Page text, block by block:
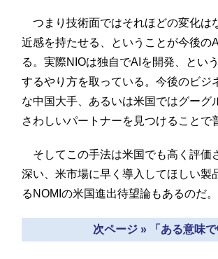
つまり技術面ではそれほどの変化は
近感を持たせる、ということが今後の
る。実際NIOは独自でAIを開発、とい
するやり方を取っている。今後のビジ
な中国大手、あるいは米国ではグー
さわしいパートナーを見つけることで
そしてこの手法は米国でも高く評価
深い、米市場に早く導入してほしい製
るNOMIの米国進出待望論もあるのだ。
次ページ » 「ある意味